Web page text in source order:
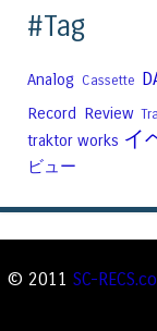
#Tag
Analog Cassette
Record Review
traktor works イ
ビュー
© 2011 SC-